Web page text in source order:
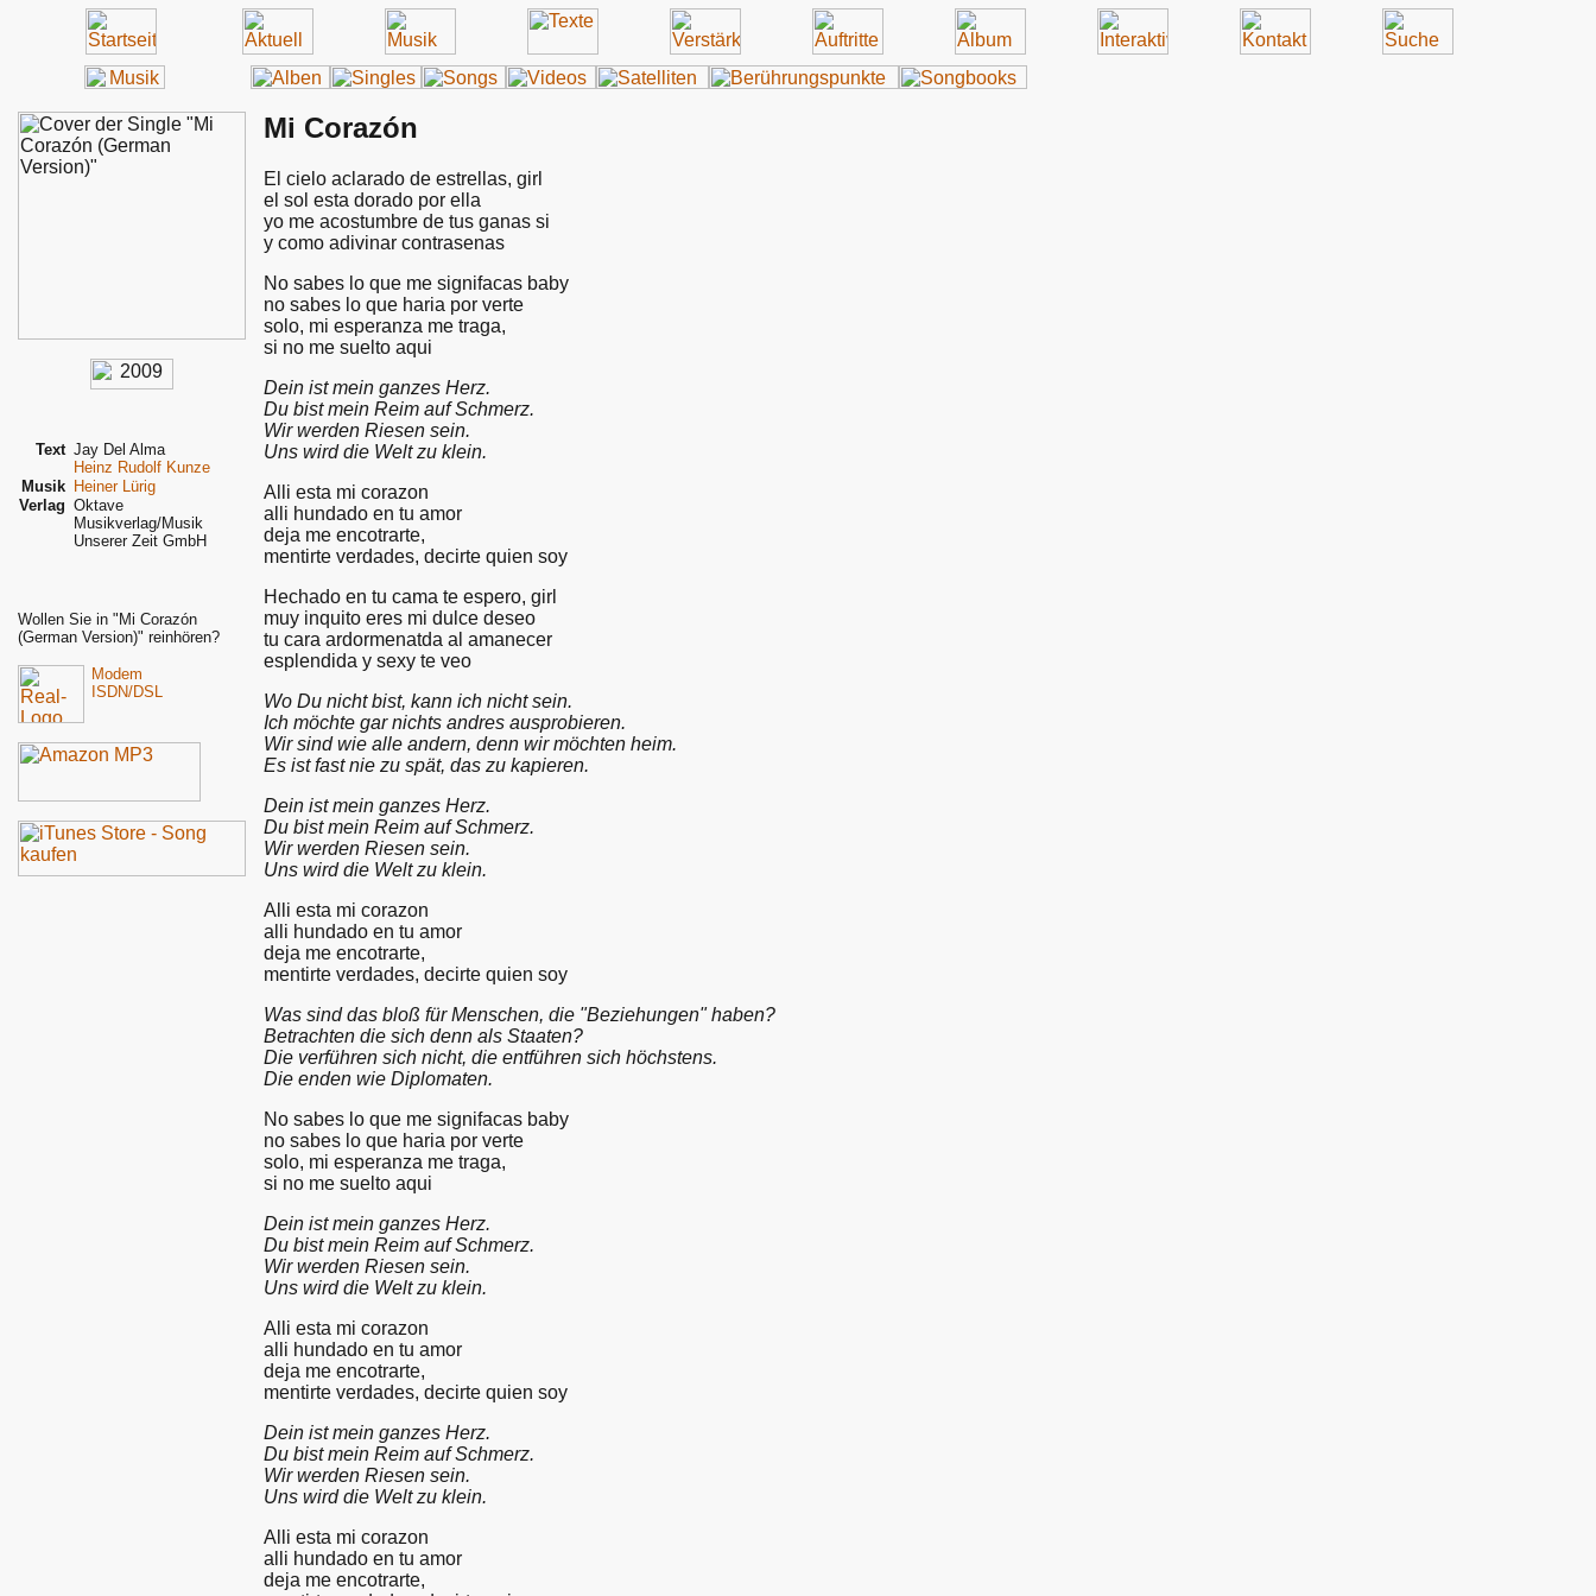
Text Jay Del Alma
Heinz Rudolf Kunze
Musik Heiner Lürig
Verlag Oktave
Musikverlag/Musik
Unserer Zeit GmbH
Wollen Sie in "Mi Corazón
(German Version)" reinhören?
Modem
ISDN/DSL
Mi Corazón
El cielo aclarado de estrellas, girl
el sol esta dorado por ella
yo me acostumbre de tus ganas si
y como adivinar contrasenas
No sabes lo que me signifacas baby
no sabes lo que haria por verte
solo, mi esperanza me traga,
si no me suelto aqui
Dein ist mein ganzes Herz.
Du bist mein Reim auf Schmerz.
Wir werden Riesen sein.
Uns wird die Welt zu klein.
Alli esta mi corazon
alli hundado en tu amor
deja me encotrarte,
mentirte verdades, decirte quien soy
Hechado en tu cama te espero, girl
muy inquito eres mi dulce deseo
tu cara ardormenatda al amanecer
esplendida y sexy te veo
Wo Du nicht bist, kann ich nicht sein.
Ich möchte gar nichts andres ausprobieren.
Wir sind wie alle andern, denn wir möchten heim.
Es ist fast nie zu spät, das zu kapieren.
Dein ist mein ganzes Herz.
Du bist mein Reim auf Schmerz.
Wir werden Riesen sein.
Uns wird die Welt zu klein.
Alli esta mi corazon
alli hundado en tu amor
deja me encotrarte,
mentirte verdades, decirte quien soy
Was sind das bloß für Menschen, die "Beziehungen" haben?
Betrachten die sich denn als Staaten?
Die verführen sich nicht, die entführen sich höchstens.
Die enden wie Diplomaten.
No sabes lo que me signifacas baby
no sabes lo que haria por verte
solo, mi esperanza me traga,
si no me suelto aqui
Dein ist mein ganzes Herz.
Du bist mein Reim auf Schmerz.
Wir werden Riesen sein.
Uns wird die Welt zu klein.
Alli esta mi corazon
alli hundado en tu amor
deja me encotrarte,
mentirte verdades, decirte quien soy
Dein ist mein ganzes Herz.
Du bist mein Reim auf Schmerz.
Wir werden Riesen sein.
Uns wird die Welt zu klein.
Alli esta mi corazon
alli hundado en tu amor
deja me encotrarte,